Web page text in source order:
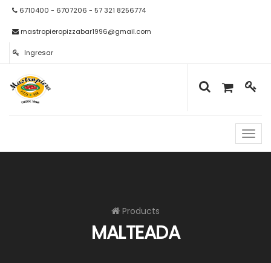
6710400 - 6707206 - 57 321 8256774
mastropieropizzabar1996@gmail.com
Ingresar
de
Products
MALTEADA